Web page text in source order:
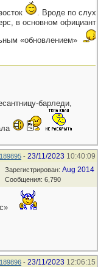
. Вроде по
в основном
«обновлением»
барледи,
- 23/11/2023 10:40:09
Зарегистрирован: Aug 2014
Сообщения: 6,790
- 23/11/2023 12:06:15